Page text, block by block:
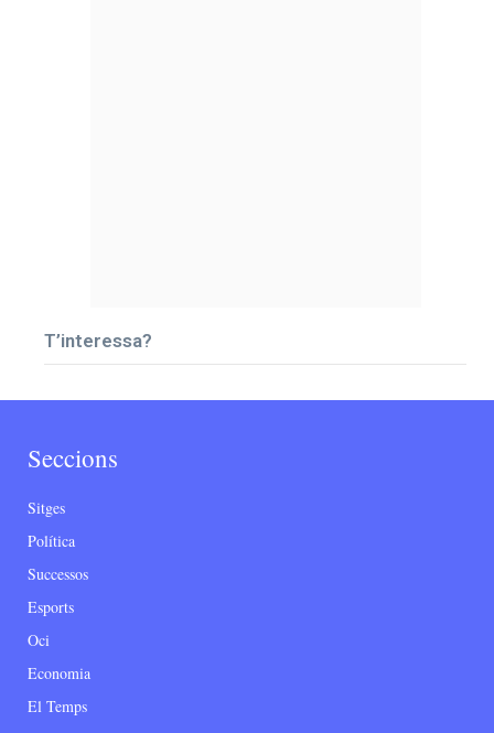
T’interessa?
Seccions
Sitges
Política
Successos
Esports
Oci
Economia
El Temps